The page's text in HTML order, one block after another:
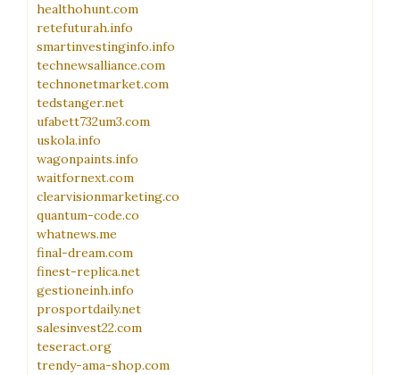
healthohunt.com
retefuturah.info
smartinvestinginfo.info
technewsalliance.com
technonetmarket.com
tedstanger.net
ufabett732um3.com
uskola.info
wagonpaints.info
waitfornext.com
clearvisionmarketing.co
quantum-code.co
whatnews.me
final-dream.com
finest-replica.net
gestioneinh.info
prosportdaily.net
salesinvest22.com
teseract.org
trendy-ama-shop.com